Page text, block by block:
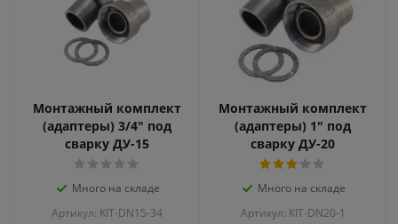
Монтажный комплект
(адаптеры) 3/4" под
сварку ДУ-15
Много на складе
Артикул: KIT-DN15-34
Монтажный комплект
(адаптеры) 1" под
сварку ДУ-20
Много на складе
Артикул: KIT-DN20-1